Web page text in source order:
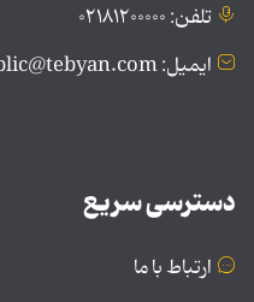
تلفن: ۰۲۱۸۱۲۰۰۰۰۰
ایمیل: public@tebyan.com
دسترسی سریع
ارتباط با ما